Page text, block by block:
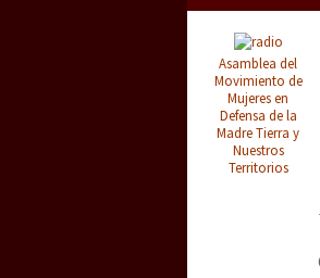
Asamblea del
Movimiento de
Mujeres en
Defensa de la
Madre Tierra y
Nuestros
Territorios